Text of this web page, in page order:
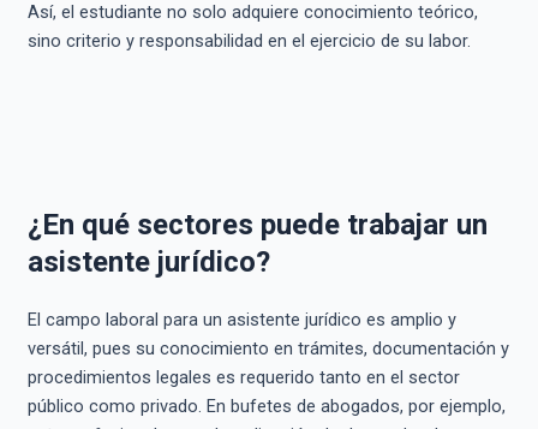
Así, el estudiante no solo adquiere conocimiento teórico,
sino criterio y responsabilidad en el ejercicio de su labor.
¿En qué sectores puede trabajar un
asistente jurídico?
El campo laboral para un asistente jurídico es amplio y
versátil, pues su conocimiento en trámites, documentación y
procedimientos legales es requerido tanto en el sector
público como privado. En bufetes de abogados, por ejemplo,